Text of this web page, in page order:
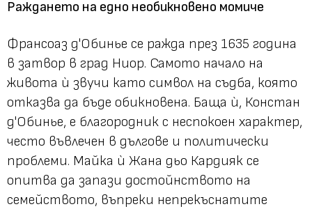
Раждането на едно необикновено момиче
Франсоаз д'Обинье се ражда през 1635 година
в затвор в град Ниор. Самото начало на
живота ѝ звучи като символ на съдба, която
отказва да бъде обикновена. Баща ѝ, Констан
д'Обинье, е благородник с неспокоен характер,
често въвлечен в дългове и политически
проблеми. Майка ѝ Жана дьо Кардияк се
опитва да запази достойнството на
семейството, въпреки непрекъснатите